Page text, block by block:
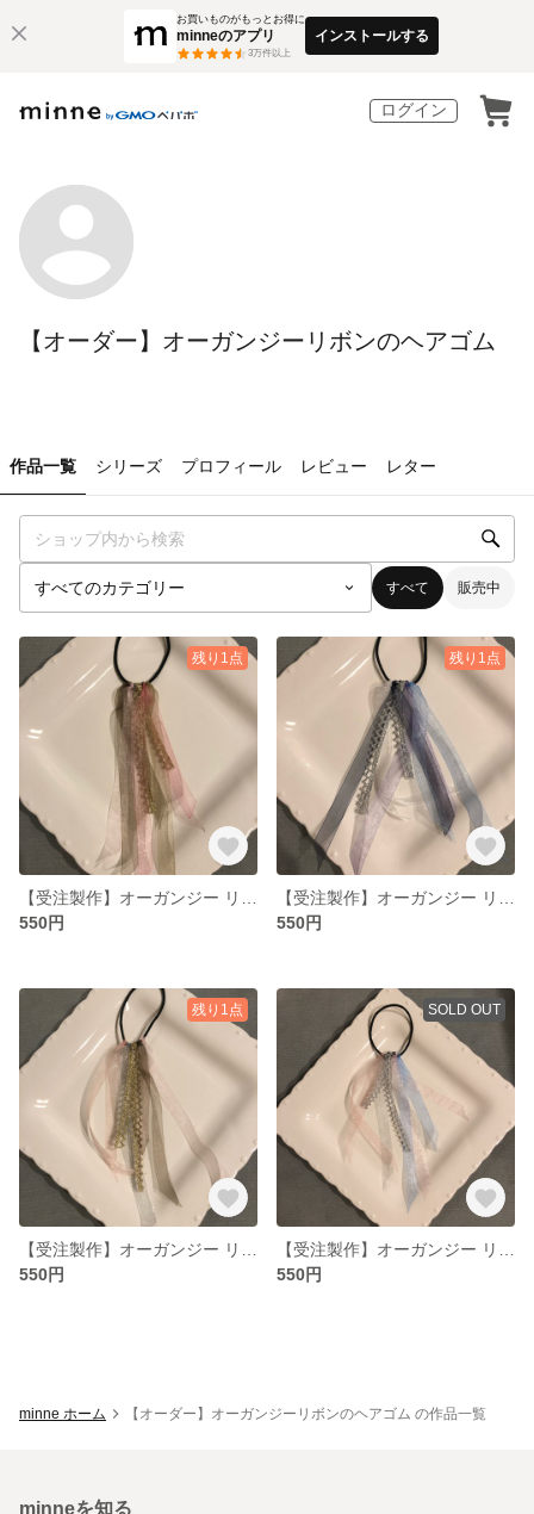
お買いものがもっとお得に
minneのアプリ
3万件以上
インストールする
ログイン
【オーダー】オーガンジーリボンのヘアゴム
作品一覧 シリーズ プロフィール レビュー レター
すべて 販売中
残り1点
550円
残り1点
550円
残り1点
550円
SOLD OUT
550円
minne ホーム 【オーダー】オーガンジーリボンのヘアゴム の作品一覧
minneを知る